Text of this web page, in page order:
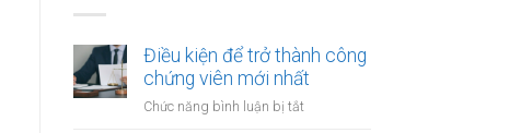
Điều kiện để trở thành công
chứng viên mới nhất
Chức năng bình luận bị tắt